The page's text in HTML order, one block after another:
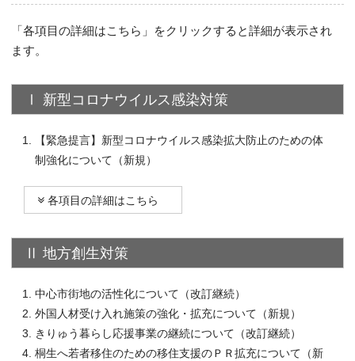
「各項目の詳細はこちら」をクリックすると詳細が表示され
ます。
Ⅰ 新型コロナウイルス感染対策
【緊急提言】新型コロナウイルス感染拡大防止のための体
制強化について（新規）
各項目の詳細はこちら
Ⅱ 地方創生対策
中心市街地の活性化について（改訂継続）
外国人材受け入れ施策の強化・拡充について（新規）
きりゅう暮らし応援事業の継続について（改訂継続）
桐生へ若者移住のための移住支援のＰＲ拡充について（新